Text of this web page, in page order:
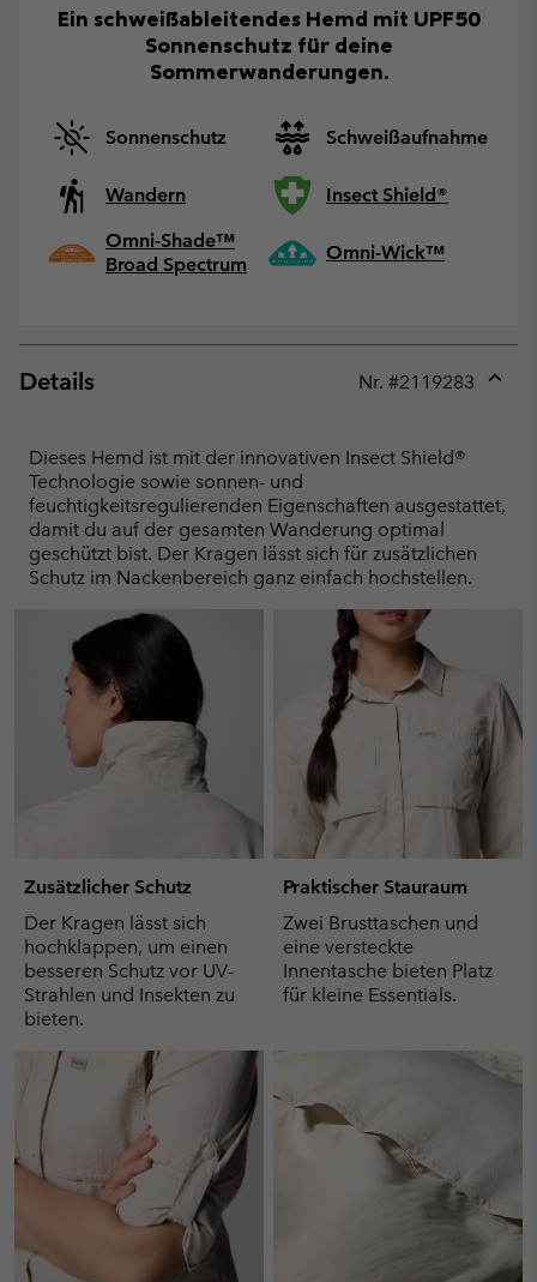
Ein schweißableitendes Hemd mit UPF50
Sonnenschutz für deine
Sommerwanderungen.
Sonnenschutz Schweißaufnahme
Wandern
Insect Shield®
Omni-Shade™
Broad Spectrum
Omni-Wick™
Details Nr. #2119283
Dieses Hemd ist mit der innovativen Insect Shield®
Technologie sowie sonnen- und
feuchtigkeitsregulierenden Eigenschaften ausgestattet,
damit du auf der gesamten Wanderung optimal
geschützt bist. Der Kragen lässt sich für zusätzlichen
Schutz im Nackenbereich ganz einfach hochstellen.
Zusätzlicher Schutz
Der Kragen lässt sich
hochklappen, um einen
besseren Schutz vor UV-
Strahlen und Insekten zu
bieten.
Praktischer Stauraum
Zwei Brusttaschen und
eine versteckte
Innentasche bieten Platz
für kleine Essentials.